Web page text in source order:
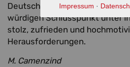
Impressum ·
Deutschen Meisterschaft setzt
würdigen Schlusspunkt unter
stolz, zufrieden und
Herausforderungen.
M. Camenzind